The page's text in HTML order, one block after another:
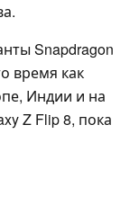
Snapdragon
время как
Индии и на
Z Flip 8, пока